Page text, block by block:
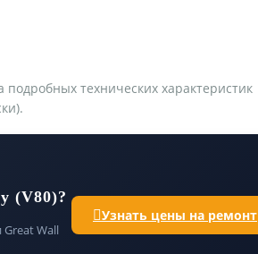
технических характеристик
(V80)?
Wall
Узнать цены на ремонт